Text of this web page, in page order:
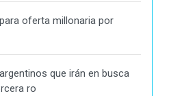
oferta millonaria por
que irán en busca
ro